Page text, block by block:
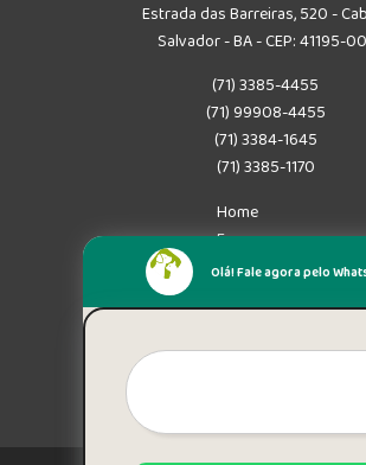
Estrada das Barreiras, 520 -
Salvador - BA - CEP: 41195-
(71) 3385-4455
(71) 99908-4455
(71) 3384-1645
(71) 3385-1170
Home
Empresa
Missão
Mapa do site
Olá! Fale agora pelo